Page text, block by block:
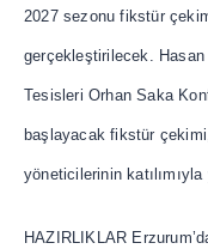
2027 sezonu fikstür
gerçekleştirilecek.
Tesisleri Orhan Saka
başlayacak fikstür
yöneticilerinin
HAZIRLIKLAR